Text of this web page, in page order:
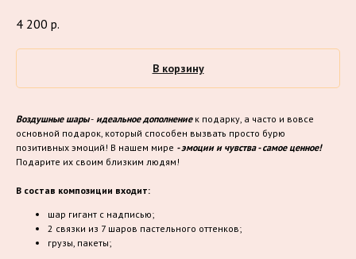
4 200 р.
В корзину
Воздушные шары- идеальное дополнениек подарку, а часто и вовсе
основной подарок, который способен вызвать просто бурю
позитивных эмоций! В нашем мире - эмоции и чувства - самое ценное!
Подарите их своим близким людям!
В состав композиции входит:
шар гигант с надписью;
2 связки из 7 шаров пастельного оттенков;
грузы, пакеты;